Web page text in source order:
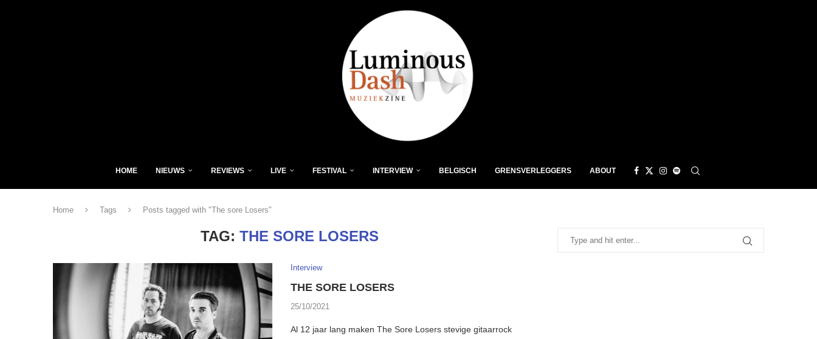
HOME NIEUWS REVIEWS LIVE FESTIVAL INTERVIEW BELGISCH GRENSVERLEGGERS ABOUT
Home Tags Posts tagged with "The sore Losers"
TAG:THE SORE LOSERS
Interview
THE SORE LOSERS
25/10/2021
Al 12 jaar lang maken The Sore Losers stevige gitaarrock